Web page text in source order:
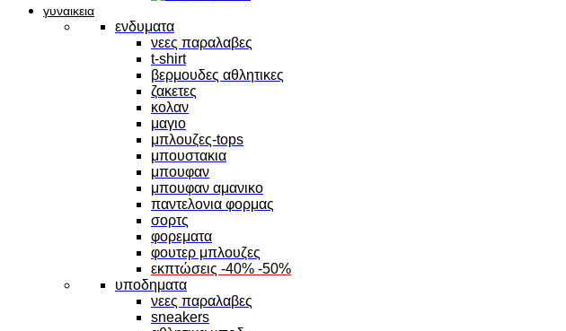
γυναικεια
ενδυματα
νεες παραλαβες
t-shirt
βερμουδες αθλητικες
ζακετες
κολαν
μαγιο
μπλουζες-tops
μπουστακια
μπουφαν
μπουφαν αμανικο
παντελονια φορμας
σορτς
φορεματα
φουτερ μπλουζες
εκπτώσεις -40% -50%
υποδηματα
νεες παραλαβες
sneakers